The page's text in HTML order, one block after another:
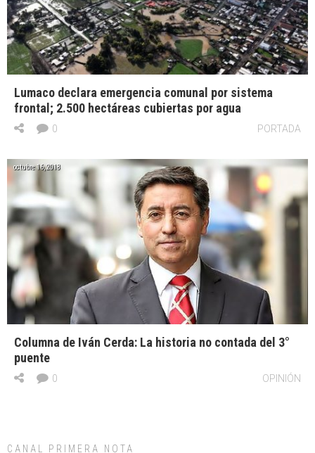
Lumaco declara emergencia comunal por sistema
frontal; 2.500 hectáreas cubiertas por agua
PORTADA
0
octubre 16, 2018
Columna de Iván Cerda: La historia no contada del 3°
puente
OPINIÓN
0
CANAL PRIMERA NOTA